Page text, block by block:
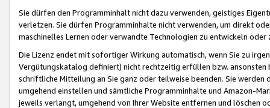
Sie dürfen den Programminhalt nicht dazu verwenden, geistiges
verletzen. Sie dürfen Programminhalte nicht verwenden, um direkt
maschinelles Lernen oder verwandte Technologien zu entwickeln
Die Lizenz endet mit sofortiger Wirkung automatisch, wenn Sie zu
Vergütungskatalog definiert) nicht rechtzeitig erfüllen bzw. ansonsten
schriftliche Mitteilung an Sie ganz oder teilweise beenden. Sie werden
umgehend einstellen und sämtliche Programminhalte und Amazon-
jeweils verlangt, umgehend von Ihrer Website entfernen und löschen